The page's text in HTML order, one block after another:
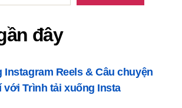
đây
Instagram Reels & Câu chuyện
với Trình tải xuống Insta